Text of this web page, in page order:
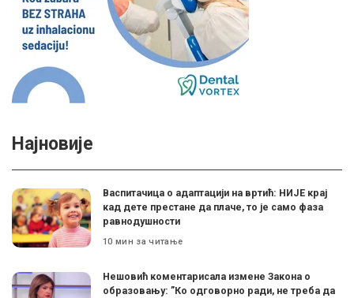
Најновије
Васпитачица о адаптацији на вртић: НИЈЕ крај
кад дете престане да плаче, то је само фаза
равнодушности
10 мин за читање
Нешовић коментарисала измене Закона о
образовању: ”Ко одговорно ради, не треба да